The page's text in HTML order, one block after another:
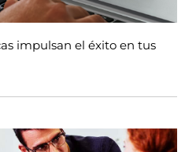
impulsan el éxito en tus